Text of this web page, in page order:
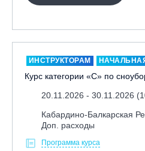
ИНСТРУКТОРАМ
Курс категории «С» по
20.11.2026 - 30.11.2026
Кабардино-Балкарская
Доп. расходы
Программа курса